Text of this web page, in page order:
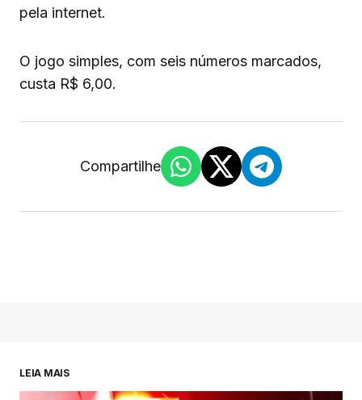
pela internet.
O jogo simples, com seis números marcados,
custa R$ 6,00.
Compartilhe
LEIA MAIS